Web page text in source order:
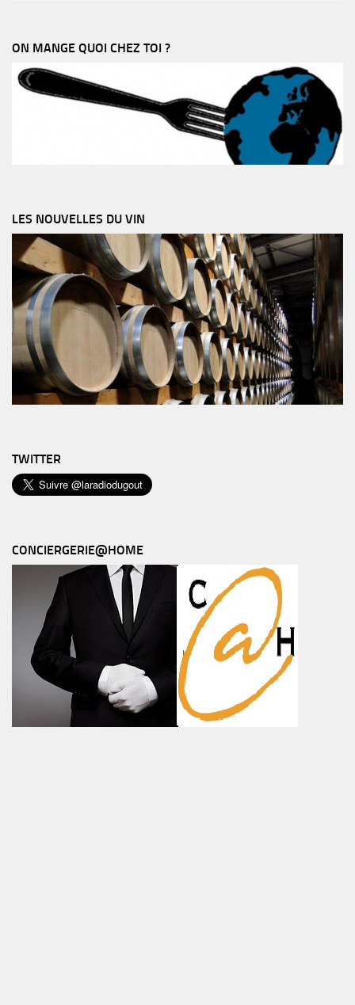
ON MANGE QUOI CHEZ TOI ?
LES NOUVELLES DU VIN
TWITTER
CONCIERGERIE@HOME